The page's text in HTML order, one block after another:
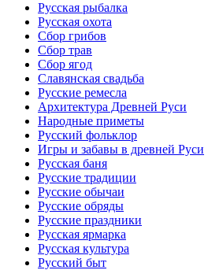
Русская рыбалка
Русская охота
Сбор грибов
Сбор трав
Сбор ягод
Славянская свадьба
Русские ремесла
Архитектура Древней Руси
Народные приметы
Русский фольклор
Игры и забавы в древней Руси
Русская баня
Русские традиции
Русские обычаи
Русские обряды
Русские праздники
Русская ярмарка
Русская культура
Русский быт